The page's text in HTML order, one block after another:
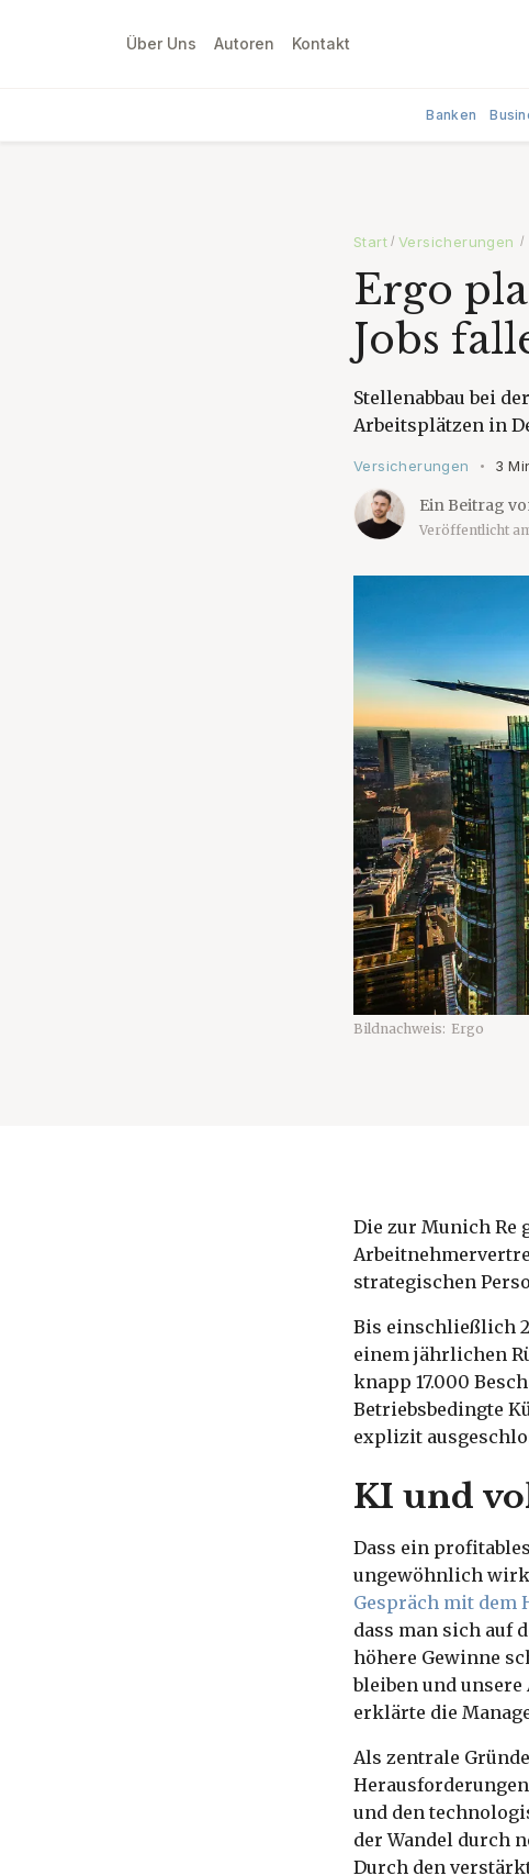
Über Uns Autoren Kontakt
Banken
Start / Versicherungen /
Ergo
Jobs
Stellenabbau bei
Arbeitsplätzen in
Versicherungen • 3
Ein Beitrag
Veröffentlicht
Bildnachweis: Ergo
Die zur Munich Re
strategischen
Bis einschließlich
einem jährlichen
knapp 17.000
Betriebsbedingte
explizit
KI und
Dass ein
ungewöhnlich
Gespräch mit dem
dass man sich auf
höhere Gewinne
bleiben und
erklärte die
Als zentrale
und den
der Wandel durch
Durch den